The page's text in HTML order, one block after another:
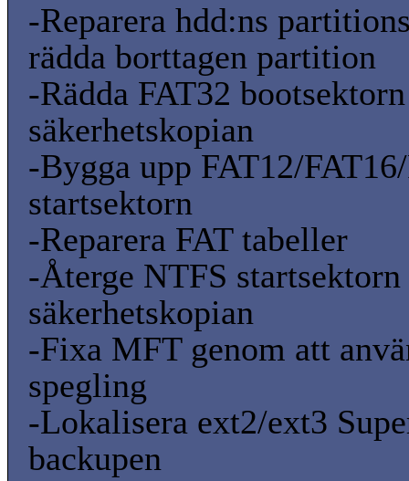
-Reparera hdd:ns
rädda borttagen partition
-Rädda FAT32
säkerhetskopian
-Bygga upp FAT12/
startsektorn
-Reparera FAT tabeller
-Återge NTFS
säkerhetskopian
-Fixa MFT genom att
spegling
-Lokalisera ext2/ext3
backupen